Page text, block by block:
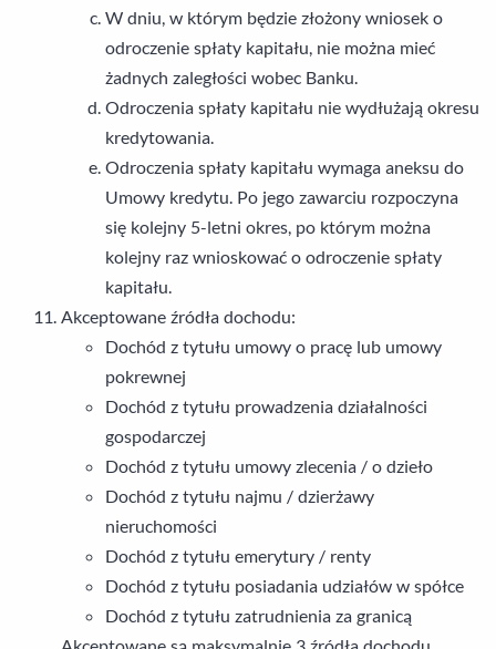
W dniu, w którym będzie złożony wniosek o
odroczenie spłaty kapitału, nie można mieć
żadnych zaległości wobec Banku.
Odroczenia spłaty kapitału nie wydłużają okresu
kredytowania.
Odroczenia spłaty kapitału wymaga aneksu do
Umowy kredytu. Po jego zawarciu rozpoczyna
się kolejny 5-letni okres, po którym można
kolejny raz wnioskować o odroczenie spłaty
kapitału.
Akceptowane źródła dochodu:
Dochód z tytułu umowy o pracę lub umowy
pokrewnej
Dochód z tytułu prowadzenia działalności
gospodarczej
Dochód z tytułu umowy zlecenia / o dzieło
Dochód z tytułu najmu / dzierżawy
nieruchomości
Dochód z tytułu emerytury / renty
Dochód z tytułu posiadania udziałów w spółce
Dochód z tytułu zatrudnienia za granicą